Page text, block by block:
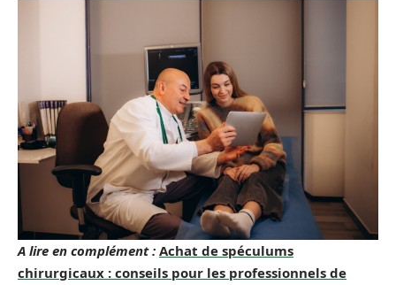
A lire en complément : Achat de spéculums
chirurgicaux : conseils pour les professionnels de